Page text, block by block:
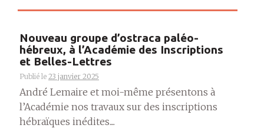
Nouveau groupe d’ostraca paléo-
hébreux, à l’Académie des Inscriptions
et Belles-Lettres
Publié le 23 janvier 2025
André Lemaire et moi-même présentons à
l’Académie nos travaux sur des inscriptions
hébraïques inédites....